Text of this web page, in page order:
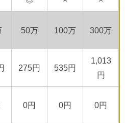
50万 100万 300万
275円 535円
1,013
円
0円 0円 0円